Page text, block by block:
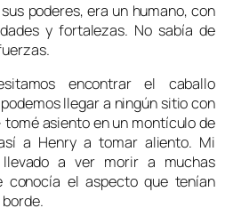
poderes, era un humano, con
y fortalezas. No sabía de
encontrar el caballo
llegar a ningún sitio con
asiento en un montículo de
a Henry a tomar aliento. Mi
a ver morir a muchas
conocía el aspecto que tenían